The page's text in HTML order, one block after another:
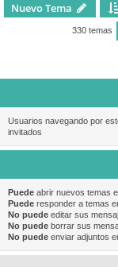
Nuevo Tema
330 temas
Usuarios navegando por
invitados
Puede abrir nuevos temas
Puede responder a temas
No puede editar sus
No puede borrar sus
No puede enviar adjuntos